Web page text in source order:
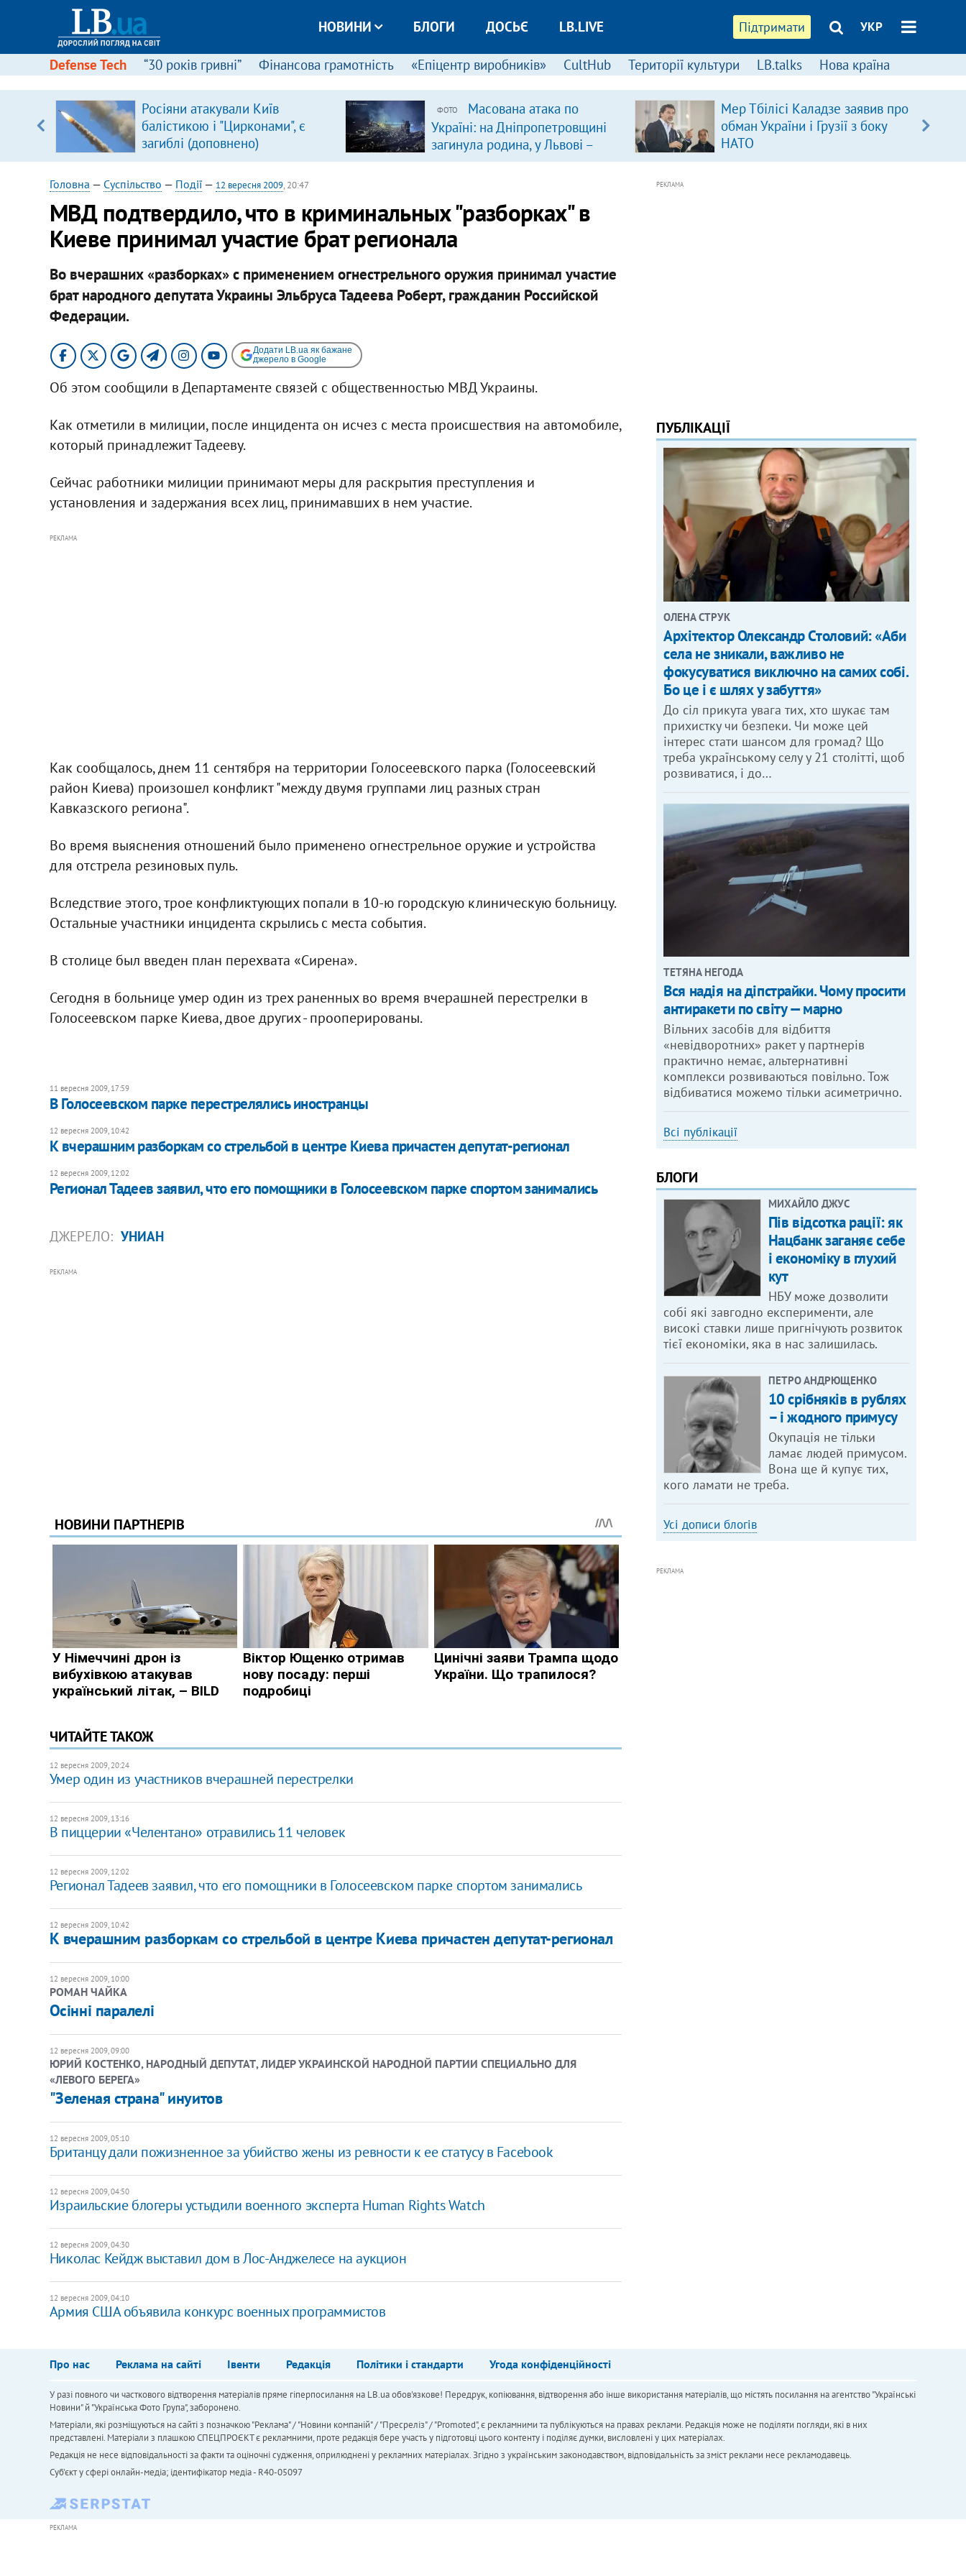
Підтримати УКР
НОВИНИ БЛОГИ ДОСЬЄ LB.LIVE
Defense Tech “30 років гривні” Фінансова грамотність «Епіцентр виробників» CultHub Території культури LB.talks Нова країна
Росіяни атакували Київ
балістикою і "Цирконами", є
загиблі (доповнено)
ФОТО
Масована атака по
Україні: на Дніпропетровщині
загинула родина, у Львові –
удар по багатоповерхівках
Мер Тбілісі Каладзе заявив про
обман України і Грузії з боку
НАТО
Головна — Суспільство — Події— 12 вересня 2009, 20:47
МВД подтвердило, что в криминальных "разборках" в
Киеве принимал участие брат регионала
Во вчерашних «разборках» с применением огнестрельного оружия принимал участие
брат народного депутата Украины Эльбруса Тадеева Роберт, гражданин Российской
Федерации.
Додати LB.ua як бажане
джерело в Google
Об этом сообщили в Департаменте связей с общественностью МВД Украины.
Как отметили в милиции, после инцидента он исчез с места происшествия на автомобиле,
который принадлежит Тадееву.
Сейчас работники милиции принимают меры для раскрытия преступления и
установления и задержания всех лиц, принимавших в нем участие.
РЕКЛАМА
Как сообщалось, днем 11 сентября на территории Голосеевского парка (Голосеевский
район Киева) произошел конфликт "между двумя группами лиц разных стран
Кавказского региона".
Во время выяснения отношений было применено огнестрельное оружие и устройства
для отстрела резиновых пуль.
Вследствие этого, трое конфликтующих попали в 10-ю городскую клиническую больницу.
Остальные участники инцидента скрылись с места события.
В столице был введен план перехвата «Сирена».
Сегодня в больнице умер один из трех раненных во время вчерашней перестрелки в
Голосеевском парке Киева, двое других - прооперированы.
11 вересня 2009, 17:59
В Голосеевском парке перестрелялись иностранцы
12 вересня 2009, 10:42
К вчерашним разборкам со стрельбой в центре Киева причастен депутат-регионал
12 вересня 2009, 12:02
Регионал Тадеев заявил, что его помощники в Голосеевском парке спортом занимались
ДЖЕРЕЛО: УНИАН
РЕКЛАМА
ЧИТАЙТЕ ТАКОЖ
12 вересня 2009, 20:24
Умер один из участников вчерашней перестрелки
12 вересня 2009, 13:16
В пиццерии «Челентано» отравились 11 человек
12 вересня 2009, 12:02
Регионал Тадеев заявил, что его помощники в Голосеевском парке спортом занимались
12 вересня 2009, 10:42
К вчерашним разборкам со стрельбой в центре Киева причастен депутат-регионал
12 вересня 2009, 10:00
РОМАН ЧАЙКА
Осінні паралелі
12 вересня 2009, 09:00
ЮРИЙ КОСТЕНКО, НАРОДНЫЙ ДЕПУТАТ, ЛИДЕР УКРАИНСКОЙ НАРОДНОЙ ПАРТИИ СПЕЦИАЛЬНО ДЛЯ
«ЛЕВОГО БЕРЕГА»
"Зеленая страна" инуитов
12 вересня 2009, 05:10
Британцу дали пожизненное за убийство жены из ревности к ее статусу в Facebook
12 вересня 2009, 04:50
Израильские блогеры устыдили военного эксперта Human Rights Watch
12 вересня 2009, 04:30
Николас Кейдж выставил дом в Лос-Анджелесе на аукцион
12 вересня 2009, 04:10
Армия США объявила конкурс военных программистов
РЕКЛАМА
ПУБЛІКАЦІЇ
ОЛЕНА СТРУК
Архітектор Олександр Столовий: «Аби
села не зникали, важливо не
фокусуватися виключно на самих собі.
Бо це і є шлях у забуття»
До сіл прикута увага тих, хто шукає там
прихистку чи безпеки. Чи може цей
інтерес стати шансом для громад? Що
треба українському селу у 21 столітті, щоб
розвиватися, і до…
ТЕТЯНА НЕГОДА
Вся надія на діпстрайки. Чому просити
антиракети по світу — марно
Вільних засобів для відбиття
«невідворотних» ракет у партнерів
практично немає, альтернативні
комплекси розвиваються повільно. Тож
відбиватися можемо тільки асиметрично.
Всі публікації
БЛОГИ
МИХАЙЛО ДЖУС
Пів відсотка рації: як
Нацбанк заганяє себе
і економіку в глухий
кут
НБУ може дозволити
собі які завгодно експерименти, але
високі ставки лише пригнічують розвиток
тієї економіки, яка в нас залишилась.
ПЕТРО АНДРЮЩЕНКО
10 срібняків в рублях
– і жодного примусу
Окупація не тільки
ламає людей примусом.
Вона ще й купує тих,
кого ламати не треба.
Усі дописи блогів
РЕКЛАМА
Про нас Реклама на сайті Івенти Редакція Політики і стандарти Угода конфіденційності
У разі повного чи часткового відтворення матеріалів пряме гіперпосилання на LB.ua обов'язкове! Передрук, копіювання, відтворення або інше використання матеріалів, що містять посилання на агентство "Українськi
Новини" й "Українська Фото Група", заборонено.
Матеріали, які розміщуються на сайті з позначкою "Реклама" / "Новини компаній" / "Пресреліз" / "Promoted", є рекламними та публікуються на правах реклами. Редакція може не поділяти погляди, які в них
представлені. Матеріали з плашкою СПЕЦПРОЄКТ є рекламними, проте редакція бере участь у підготовці цього контенту і поділяє думки, висловлені у цих матеріалах.
Редакція не несе відповідальності за факти та оціночні судження, оприлюднені у рекламних матеріалах. Згідно з українським законодавством, відповідальність за зміст реклами несе рекламодавець.
Cуб'єкт у сфері онлайн-медіа; ідентифікатор медіа - R40-05097
РЕКЛАМА